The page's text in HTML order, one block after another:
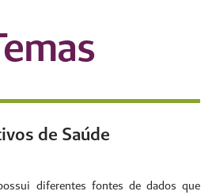
de Saúde
diferentes fontes de dados que